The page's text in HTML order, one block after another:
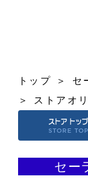
トップ
セ
ストアオ
セー